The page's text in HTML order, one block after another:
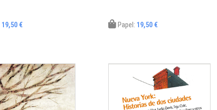
19,50 € Papel: 19,50 €